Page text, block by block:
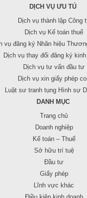
DỊCH VỤ ƯU TÚ
Dịch vụ thành lập Công
Dịch vụ Kế toán thuế
vụ đăng ký Nhãn hiệu
Dịch vụ thay đổi đăng ký kinh
Dịch vụ tư vấn đầu tư
Dịch vụ xin giấy phép
Luật sư tranh tụng Hình sự
DANH MỤC
Trang chủ
Doanh nghiệp
Kế toán – Thuế
Sở hữu trí tuệ
Đầu tư
Giấy phép
Lĩnh vực khác